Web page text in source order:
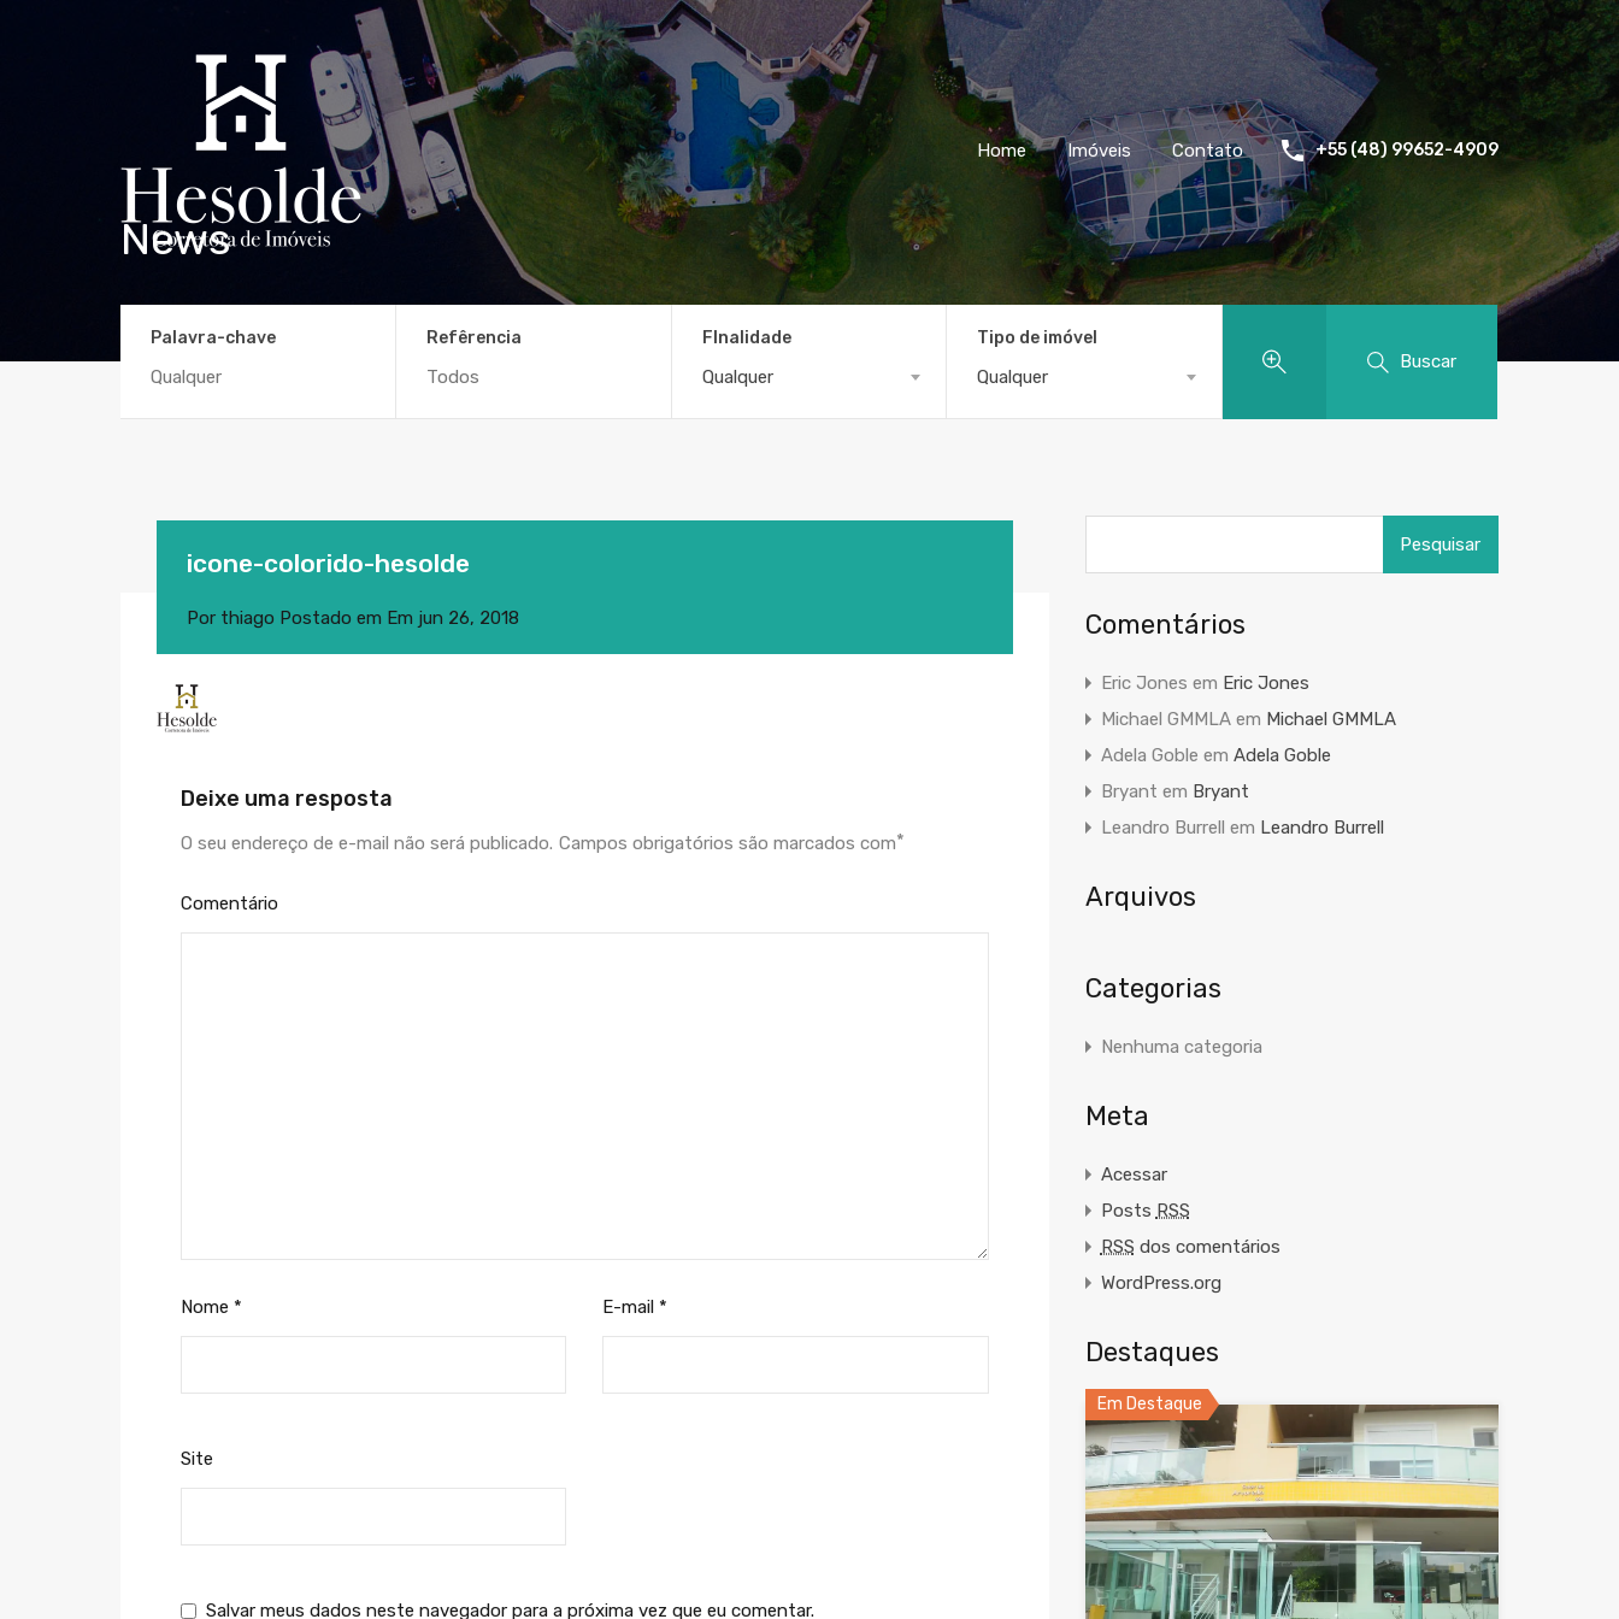
Home Imóveis Contato +55 (48) 99652-4909
News
Palavra-chave Refêrencia FInalidade
Qualquer
Tipo de imóvel
Qualquer
Buscar
icone-colorido-hesolde
Por thiago Postado em Em jun 26, 2018
Deixe uma resposta
O seu endereço de e-mail não será publicado. Campos obrigatórios são marcados com*
Comentário
Nome * E-mail *
Site
Salvar meus dados neste navegador para a próxima vez que eu comentar.
por:
Comentários
Eric Jones em Eric Jones
Michael GMMLAem Michael GMMLA
Adela Goble em Adela Goble
Bryant em Bryant
Leandro Burrell em Leandro Burrell
Arquivos
Categorias
Nenhuma categoria
Meta
Acessar
Posts RSS
RSS dos comentários
WordPress.org
Destaques
Em Destaque